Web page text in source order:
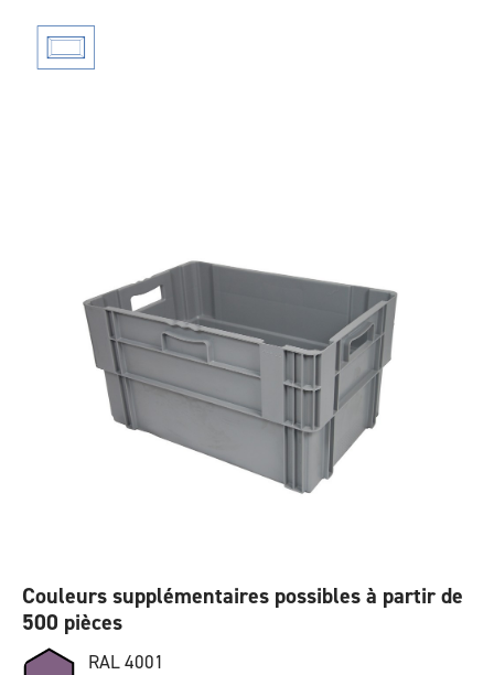
Couleurs supplémentaires possibles à partir de
500 pièces
RAL 4001